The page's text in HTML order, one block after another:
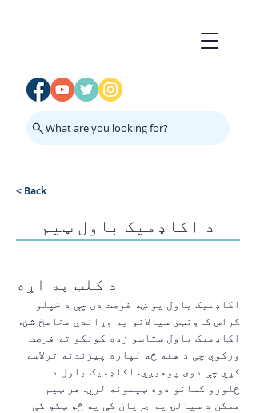
What are you looking for?
< Back
د اکاډمیک باول ټیم
د کلب په اړه
اکاډمیک باول یو ښه فرصت دی چې د خپلو
کراس کاونټي سیالانو په وړاندې مخامخ شئ.
اکاډمیک باول ستاسو زده کونکو ته فرصت
ورکوي چې د هغه څه لپاره پیژندنه ترلاسه
کړي چې دوی پوهیږي. اکاډمیک باول د
څلورو کسانو دوه ټیمونه لري. هر ټیم
ممکن د سیالۍ په جریان کې په څو ټکو کې